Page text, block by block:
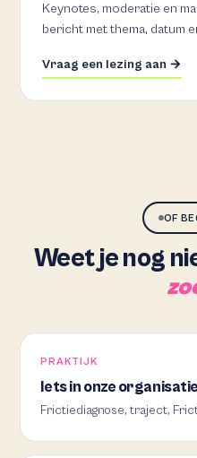
Keynotes, moderatie en
bericht met thema, datum
Vraag een lezing aan →
OF
Weet je nog
PRAKTIJK
Iets in onze organisatie
Frictiediagnose, traject,